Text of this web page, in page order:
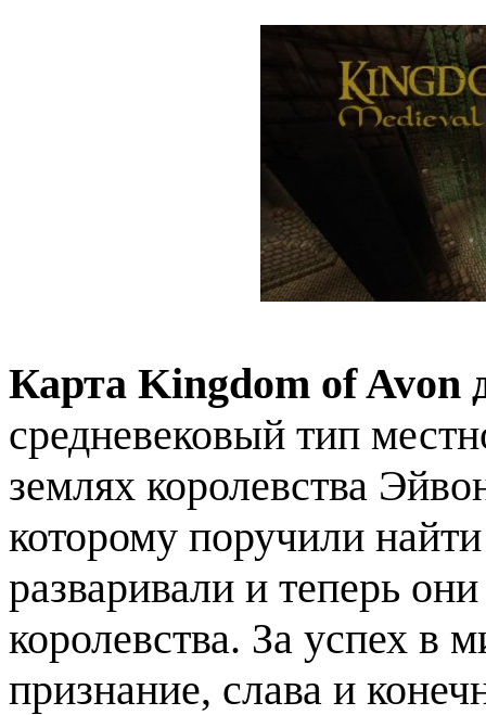
Карта Kingdom of
средневековый тип
землях королевства
которому поручили
разваривали и теперь
королевства. За успех в
признание, слава и